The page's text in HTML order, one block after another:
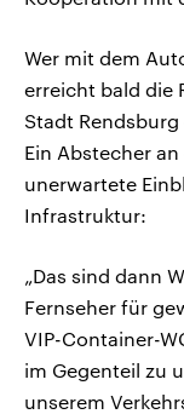
Wer mit dem
erreicht bald die
Stadt
Ein Abstecher
unerwartete
Infrastruktur:
„Das sind dann
Fernseher für
VIP-Container-
im Gegenteil zu
unserem